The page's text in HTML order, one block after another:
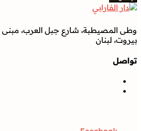
وطى المصيطبة، شارع جبل العرب، مبنى
بيروت، لبنان
تواصل